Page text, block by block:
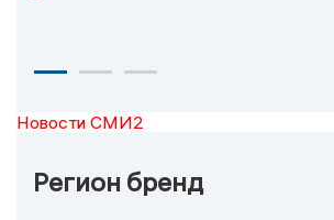
Новости СМИ2
Регион бренд